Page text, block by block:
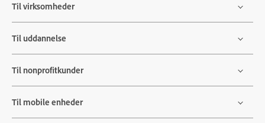
Til virksomheder
Til uddannelse
Til nonprofitkunder
Til mobile enheder